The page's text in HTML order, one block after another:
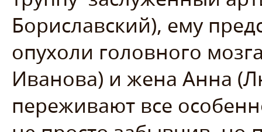
Бориславский), ему
опухоли головного
Иванова) и жена Анна
переживают все